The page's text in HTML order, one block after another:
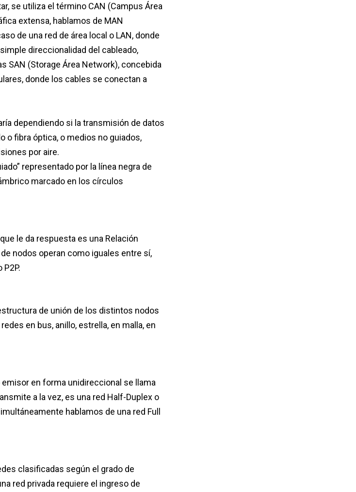
se utiliza el término CAN (Campus Área
extensa, hablamos de MAN
de una red de área local o LAN, donde
direccionalidad del cableado,
SAN (Storage Área Network), concebida
donde los cables se conectan a
dependiendo si la transmisión de datos
o fibra óptica, o medios no guiados,
por aire.
representado por la línea negra de
marcado en los círculos
le da respuesta es una Relación
nodos operan como iguales entre sí,
de unión de los distintos nodos
en bus, anillo, estrella, en malla, en
en forma unidireccional se llama
a la vez, es una red Half-Duplex o
hablamos de una red Full
clasificadas según el grado de
red privada requiere el ingreso de